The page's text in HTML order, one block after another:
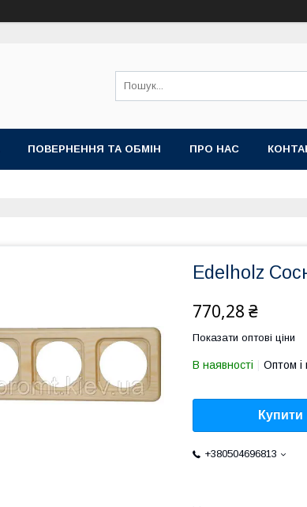
ПОВЕРНЕННЯ ТА ОБМІН ПРО НАС
Edelholz
770,28 ₴
Показати оптові ціни
В наявності Оптом і
Купити
+380504696813